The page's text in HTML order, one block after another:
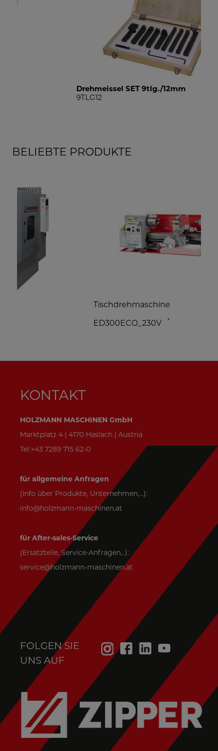
Drehmeissel SET 9tlg./12mm
BELIEBTE PRODUKTE
Tischdrehmaschine
ED300ECO_230V*
KONTAKT
HOLZMANN MASCHINEN GmbH
Marktplatz 4 | 4170 Haslach | Austria
Tel:+43 7289 715 62-0
für allgemeine Anfragen
(Info über Produkte, Unternehmen,...):
info@holzmann-maschinen.at
für After-sales-Service
(Ersatzteile, Service-Anfragen,..):
service@holzmann-maschinen.at
FOLGEN SIE
UNS AUF